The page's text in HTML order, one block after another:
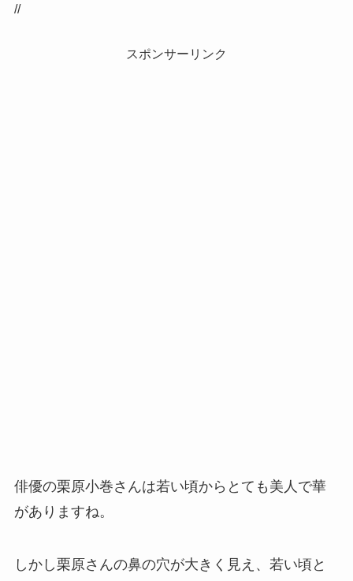
//
スポンサーリンク
俳優の栗原小巻さんは若い頃からとても美人で華
がありますね。
しかし栗原さんの鼻の穴が大きく見え、若い頃と